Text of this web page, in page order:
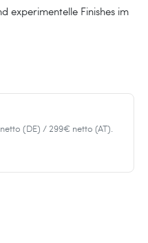
experimentelle Finishes im
(DE) / 299€ netto (AT).